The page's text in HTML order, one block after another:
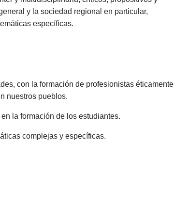
y la sociedad regional en particular,
específicas.
con la formación de profesionistas éticamente
nuestros pueblos.
la formación de los estudiantes.
complejas y específicas.